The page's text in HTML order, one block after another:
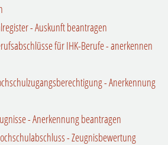
- Auskunft beantragen
für IHK-Berufe - anerkennen
- Anerkennung
- Anerkennung beantragen
- Zeugnisbewertung